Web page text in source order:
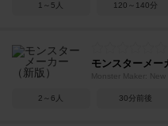
1～5人 120～140分
モンスターメー
Monster Maker: New
2～6人 30分前後